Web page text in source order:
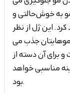
به خوش‌حالتی و
این ژل از نظر
جذب می
برای آن دسته از
مناسبی خواهد
بود.